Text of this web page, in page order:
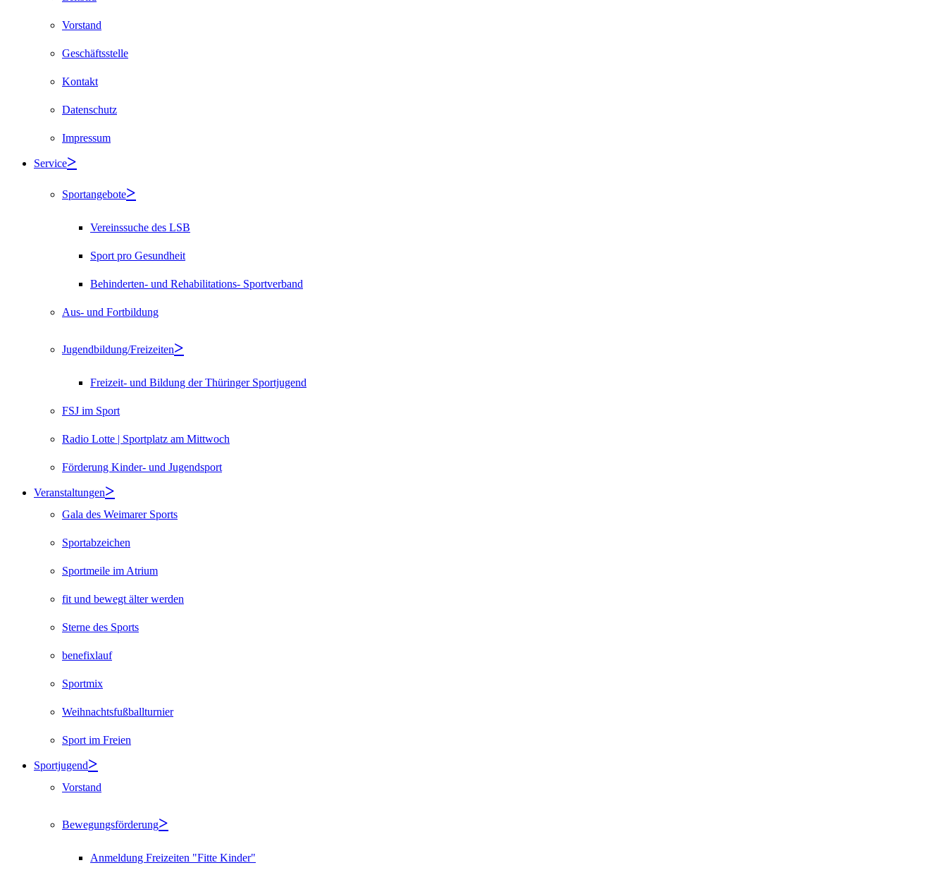
Vorstand
Geschäftsstelle
Kontakt
Datenschutz
Impressum
Service
Sportangebote
Vereinssuche des LSB
Sport pro Gesundheit
Behinderten- und Rehabilitations- Sportverband
Aus- und Fortbildung
Jugendbildung/Freizeiten
Freizeit- und Bildung der Thüringer Sportjugend
FSJ im Sport
Radio Lotte | Sportplatz am Mittwoch
Förderung Kinder- und Jugendsport
Veranstaltungen
Gala des Weimarer Sports
Sportabzeichen
Sportmeile im Atrium
fit und bewegt älter werden
Sterne des Sports
benefixlauf
Sportmix
Weihnachtsfußballturnier
Sport im Freien
Sportjugend
Vorstand
Bewegungsförderung
Anmeldung Freizeiten "Fitte Kinder"